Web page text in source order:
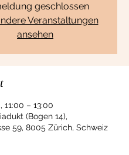
geschlossen
Veranstaltungen
ansehen
11:00 – 13:00
(Bogen 14),
59, 8005 Zürich, Schweiz